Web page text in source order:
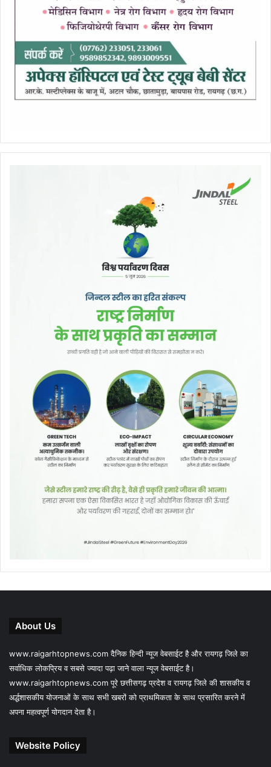
About Us
www.raigarhtopnews.com दैनिक हिन्दी न्यूज वेबसाईट है और रायगढ़ जिले का
सर्वाधिक लोकप्रिय व सबसे ज्यादा पढ़ा जाने वाला न्यूज वेबसाईट है।
www.raigarhtopnews.com पूरे छत्तीसगढ़ प्रदेश व रायगढ़ जिले की शासकीय व
अर्द्धशासकीय योजनाओं के साथ सभी खबरों को प्राथमिकता के साथ प्रसारित करने में
अपना महत्वपूर्ण योगदान देता है।
Website Policy